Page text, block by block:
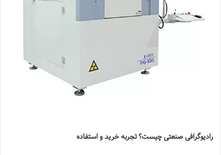
رادیوگرافی صنعتی چیست؟ تجربه خرید و استفاده